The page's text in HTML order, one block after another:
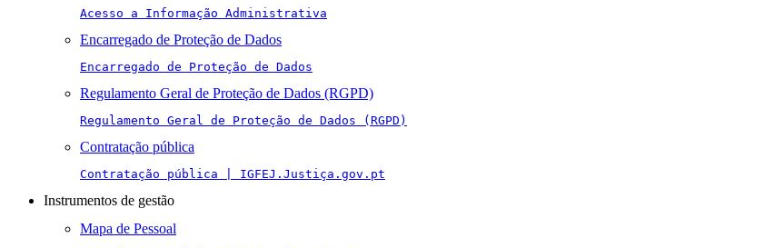
Acesso a Informação Administrativa
Encarregado de Proteção de Dados
Encarregado de Proteção de Dados
Regulamento Geral de Proteção de Dados (RGPD)
Regulamento Geral de Proteção de Dados (RGPD)
Contratação pública
Contratação pública | IGFEJ.Justiça.gov.pt
Instrumentos de gestão
Mapa de Pessoal